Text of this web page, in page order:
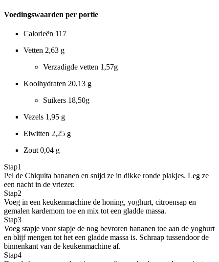
Voedingswaarden per portie
Calorieën 117
Vetten 2,63 g
Verzadigde vetten 1,57g
Koolhydraten 20,13 g
Suikers 18,50g
Vezels 1,95 g
Eiwitten 2,25 g
Zout 0,04 g
Stap1
Pel de Chiquita bananen en snijd ze in dikke ronde plakjes. Leg ze
een nacht in de vriezer.
Stap2
Voeg in een keukenmachine de honing, yoghurt, citroensap en
gemalen kardemom toe en mix tot een gladde massa.
Stap3
Voeg stapje voor stapje de nog bevroren bananen toe aan de yoghurt
en blijf mengen tot het een gladde massa is. Schraap tussendoor de
binnenkant van de keukenmachine af.
Stap4